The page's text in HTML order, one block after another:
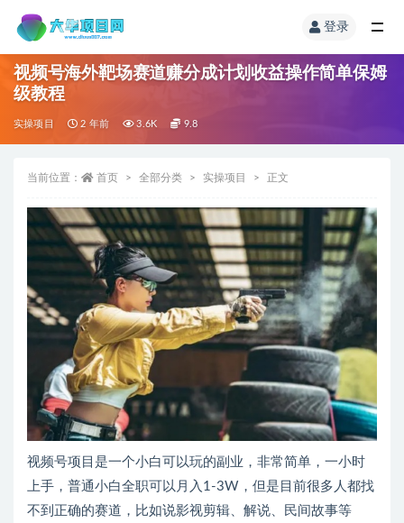
登录
视频号海外靶场赛道赚分成计划收益操作简单保姆
级教程
实操项目 2 年前 3.6K 9.8
当前位置： 首页 全部分类 实操项目 正文
视频号项目是一个小白可以玩的副业，非常简单，一小时
上手，普通小白全职可以月入1-3W，但是目前很多人都找
不到正确的赛道，比如说影视剪辑、解说、民间故事等